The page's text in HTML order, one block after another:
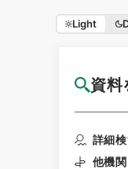
Light
資料
詳細
他機